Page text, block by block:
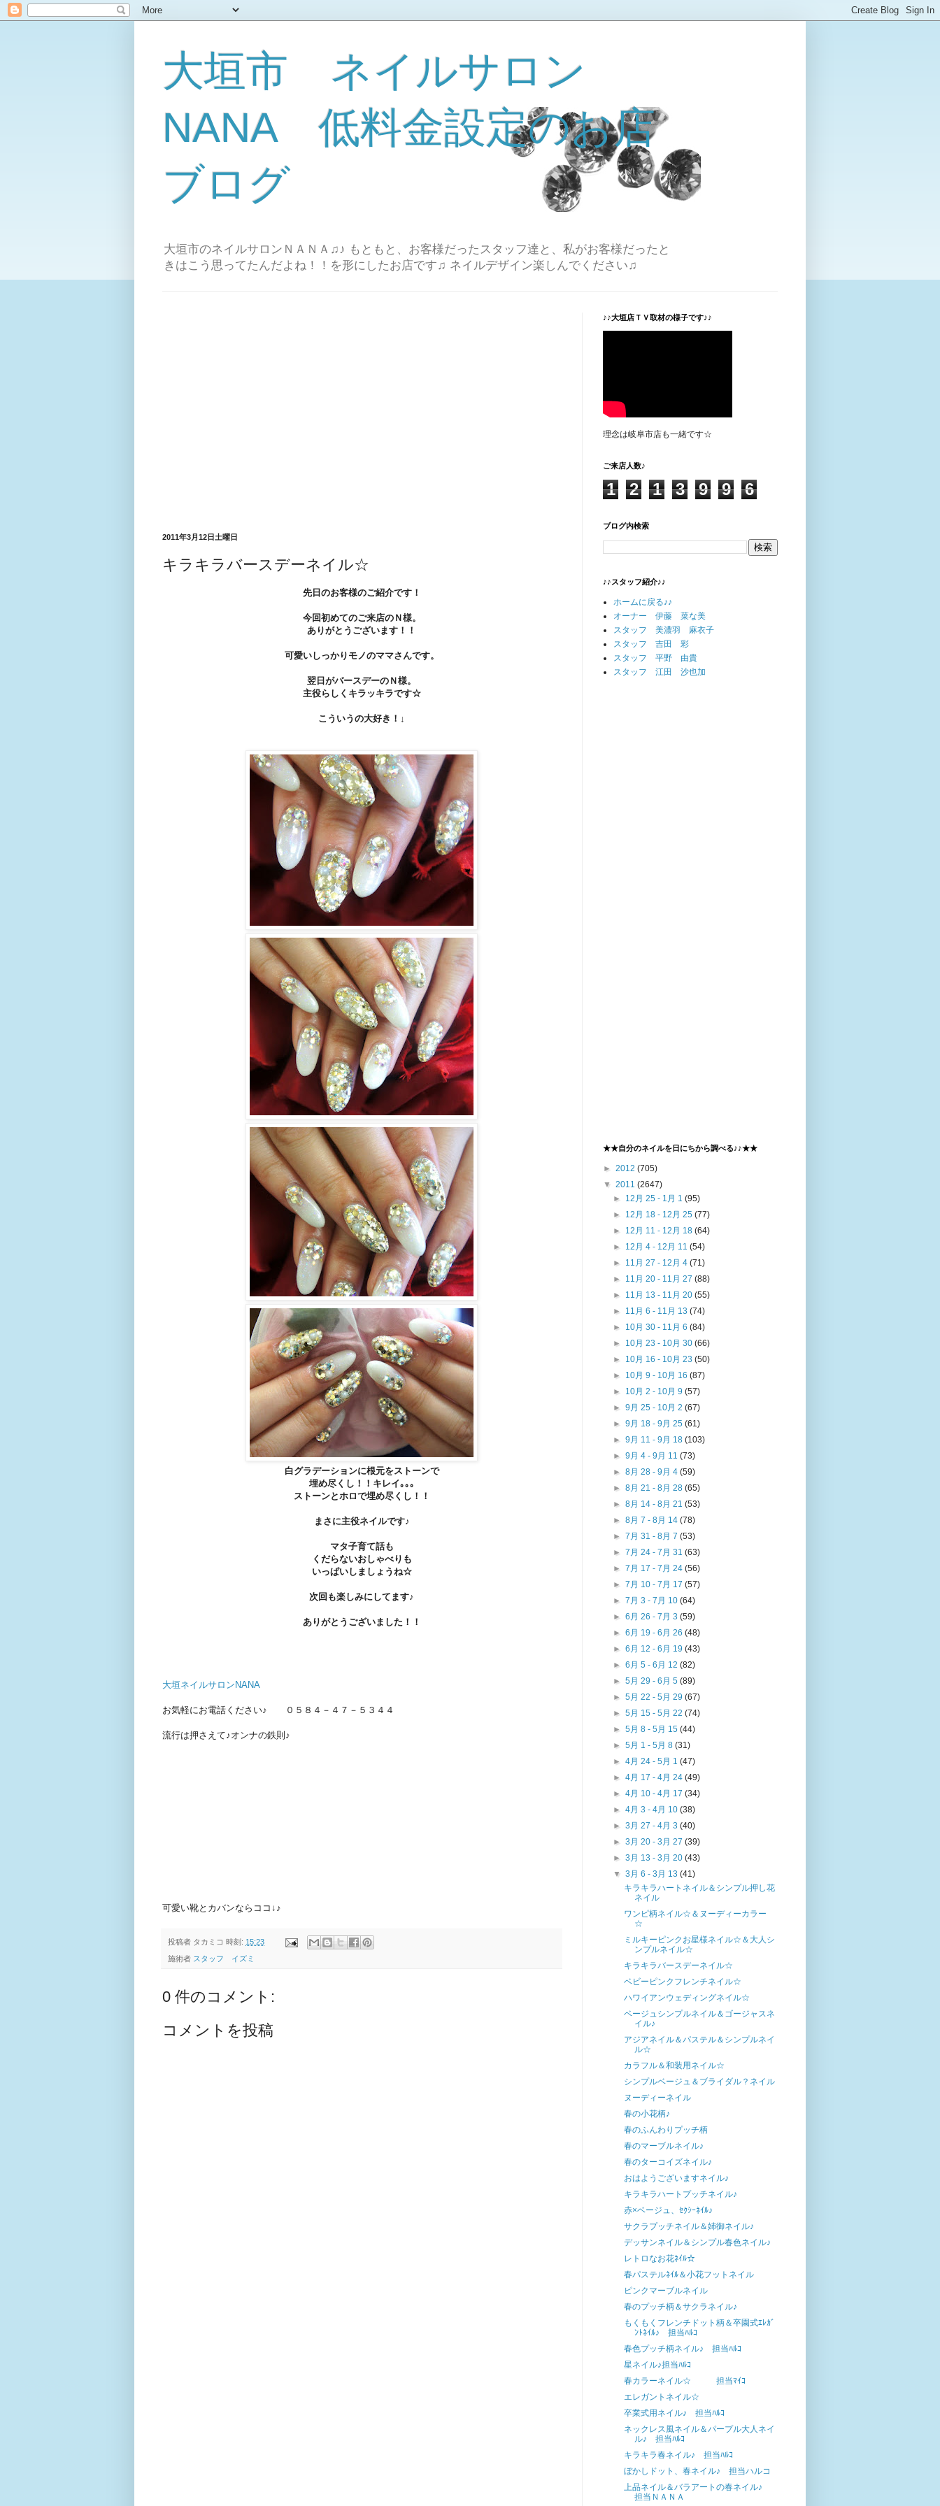
大垣市 ネイルサロン
NANA 低料金設定のお店
ブログ
大垣市のネイルサロンＮＡＮＡ♫♪ もともと、お客様だったスタッフ達と、私がお客様だったと
きはこう思ってたんだよね！！を形にしたお店です♫ ネイルデザイン楽しんでください♫
2011年3月12日土曜日
キラキラバースデーネイル☆
先日のお客様のご紹介です！
今回初めてのご来店のＮ様。
ありがとうございます！！
可愛いしっかりモノのママさんです。
翌日がバースデーのＮ様。
主役らしくキラッキラです☆
こういうの大好き！↓
白グラデーションに根元をストーンで
埋め尽くし！！キレイ｡｡｡
ストーンとホロで埋め尽くし！！
まさに主役ネイルです♪
マタ子育て話も
くだらないおしゃべりも
いっぱいしましょうね☆
次回も楽しみにしてます♪
ありがとうございました！！
大垣ネイルサロンNANA
お気軽にお電話ください♪ ０５８４－４７－５３４４
流行は押さえて♪オンナの鉄則♪
可愛い靴とカバンならココ↓♪
投稿者 タカミコ 時刻: 15:23
施術者 スタッフ イズミ
0 件のコメント:
コメントを投稿
♪♪大垣店ＴＶ取材の様子です♪♪
理念は岐阜市店も一緒です☆
ご来店人数♪
1 2 1 3 9 9 6
ブログ内検索
♪♪スタッフ紹介♪♪
ホームに戻る♪♪
オーナー 伊藤 菜な美
スタッフ 美濃羽 麻衣子
スタッフ 吉田 彩
スタッフ 平野 由貴
スタッフ 江田 沙也加
★★自分のネイルを日にちから調べる♪♪★★
► 2012 (705)
▼ 2011 (2647)
► 12月 25 - 1月 1(95)
► 12月 18 - 12月 25(77)
► 12月 11 - 12月 18(64)
► 12月 4 - 12月 11(54)
► 11月 27 - 12月 4(71)
► 11月 20 - 11月 27(88)
► 11月 13 - 11月 20(55)
► 11月 6 - 11月 13(74)
► 10月 30 - 11月 6(84)
► 10月 23 - 10月 30(66)
► 10月 16 - 10月 23(50)
► 10月 9 - 10月 16(87)
► 10月 2 - 10月 9(57)
►9月 25 - 10月 2(67)
►9月 18 - 9月 25(61)
►9月 11 - 9月 18(103)
►9月 4 - 9月 11(73)
►8月 28 - 9月 4(59)
►8月 21 - 8月 28(65)
►8月 14 - 8月 21(53)
►8月 7 - 8月 14(78)
►7月 31 - 8月 7(53)
►7月 24 - 7月 31(63)
►7月 17 - 7月 24(56)
►7月 10 - 7月 17(57)
►7月 3 - 7月 10(64)
►6月 26 - 7月 3(59)
►6月 19 - 6月 26(48)
►6月 12 - 6月 19(43)
►6月 5 - 6月 12(82)
►5月 29 - 6月 5(89)
►5月 22 - 5月 29(67)
►5月 15 - 5月 22(74)
►5月 8 - 5月 15(44)
►5月 1 - 5月 8(31)
►4月 24 - 5月 1(47)
►4月 17 - 4月 24(49)
►4月 10 - 4月 17(34)
►4月 3 - 4月 10(38)
►3月 27 - 4月 3(40)
►3月 20 - 3月 27(39)
►3月 13 - 3月 20(43)
▼3月 6 - 3月 13(41)
キラキラハートネイル＆シンプル押し花
ネイル
ワンピ柄ネイル☆＆ヌーディーカラー
☆
ミルキーピンクお星様ネイル☆＆大人シ
ンプルネイル☆
キラキラバースデーネイル☆
ベビーピンクフレンチネイル☆
ハワイアンウェディングネイル☆
ベージュシンプルネイル＆ゴージャスネ
イル♪
アジアネイル＆パステル＆シンプルネイ
ル☆
カラフル＆和装用ネイル☆
シンプルベージュ＆ブライダル？ネイル
ヌーディーネイル
春の小花柄♪
春のふんわりプッチ柄
春のマーブルネイル♪
春のターコイズネイル♪
おはようございますネイル♪
キラキラハートプッチネイル♪
赤×ベージュ、ｾｸｼｰﾈｲﾙ♪
サクラプッチネイル＆姉御ネイル♪
デッサンネイル＆シンプル春色ネイル♪
レトロなお花ﾈｲﾙ☆
春パステルﾈｲﾙ＆小花フットネイル
ピンクマーブルネイル
春のプッチ柄＆サクラネイル♪
もくもくフレンチドット柄＆卒園式ｴﾚｶﾞ
ﾝﾄﾈｲﾙ♪ 担当ﾊﾙｺ
春色プッチ柄ネイル♪ 担当ﾊﾙｺ
星ネイル♪担当ﾊﾙｺ
春カラーネイル☆ 担当ﾏｲｺ
エレガントネイル☆
卒業式用ネイル♪ 担当ﾊﾙｺ
ネックレス風ネイル＆パープル大人ネイ
ル♪ 担当ﾊﾙｺ
キラキラ春ネイル♪ 担当ﾊﾙｺ
ぼかしドット、春ネイル♪ 担当ハルコ
上品ネイル＆バラアートの春ネイル♪
担当ＮＡＮＡ